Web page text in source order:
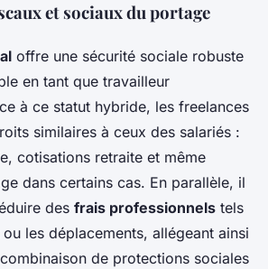
et sociaux du portage
offre une sécurité sociale robuste
en tant que travailleur
à ce statut hybride, les freelances
similaires à ceux des salariés :
cotisations retraite et même
dans certains cas. En parallèle, il
des frais professionnels tels
les déplacements, allégeant ainsi
de protections sociales